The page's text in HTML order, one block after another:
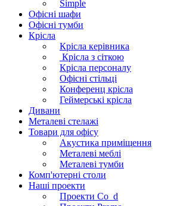
Simple
Офісні шафи
Офісні тумби
Крісла
Крісла керівника
Крісла з сіткою
Крісла персоналу
Офісні стільці
Конференц крісла
Геймерські крісла
Дивани
Металеві стелажі
Товари для офісу
Акустика приміщення
Металеві меблі
Металеві тумби
Комп'ютерні столи
Наші проекти
Проекти Co_d